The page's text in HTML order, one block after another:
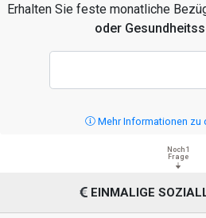
Erhalten Sie feste monatliche
oder
Mehr Informationen zu
Noch 1
Frage
EINMALIGE